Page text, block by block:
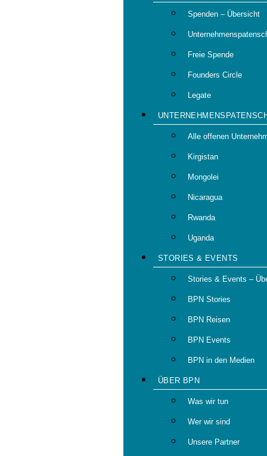
Spenden – Übersicht
Freie Spende
Founders Circle
Legate
Alle offenen
Kirgistan
Mongolei
Nicaragua
Rwanda
Uganda
STORIES & EVENTS
Stories & Events –
BPN Stories
BPN Reisen
BPN Events
BPN in den Medien
ÜBER BPN
Was wir tun
Wer wir sind
Unsere Partner